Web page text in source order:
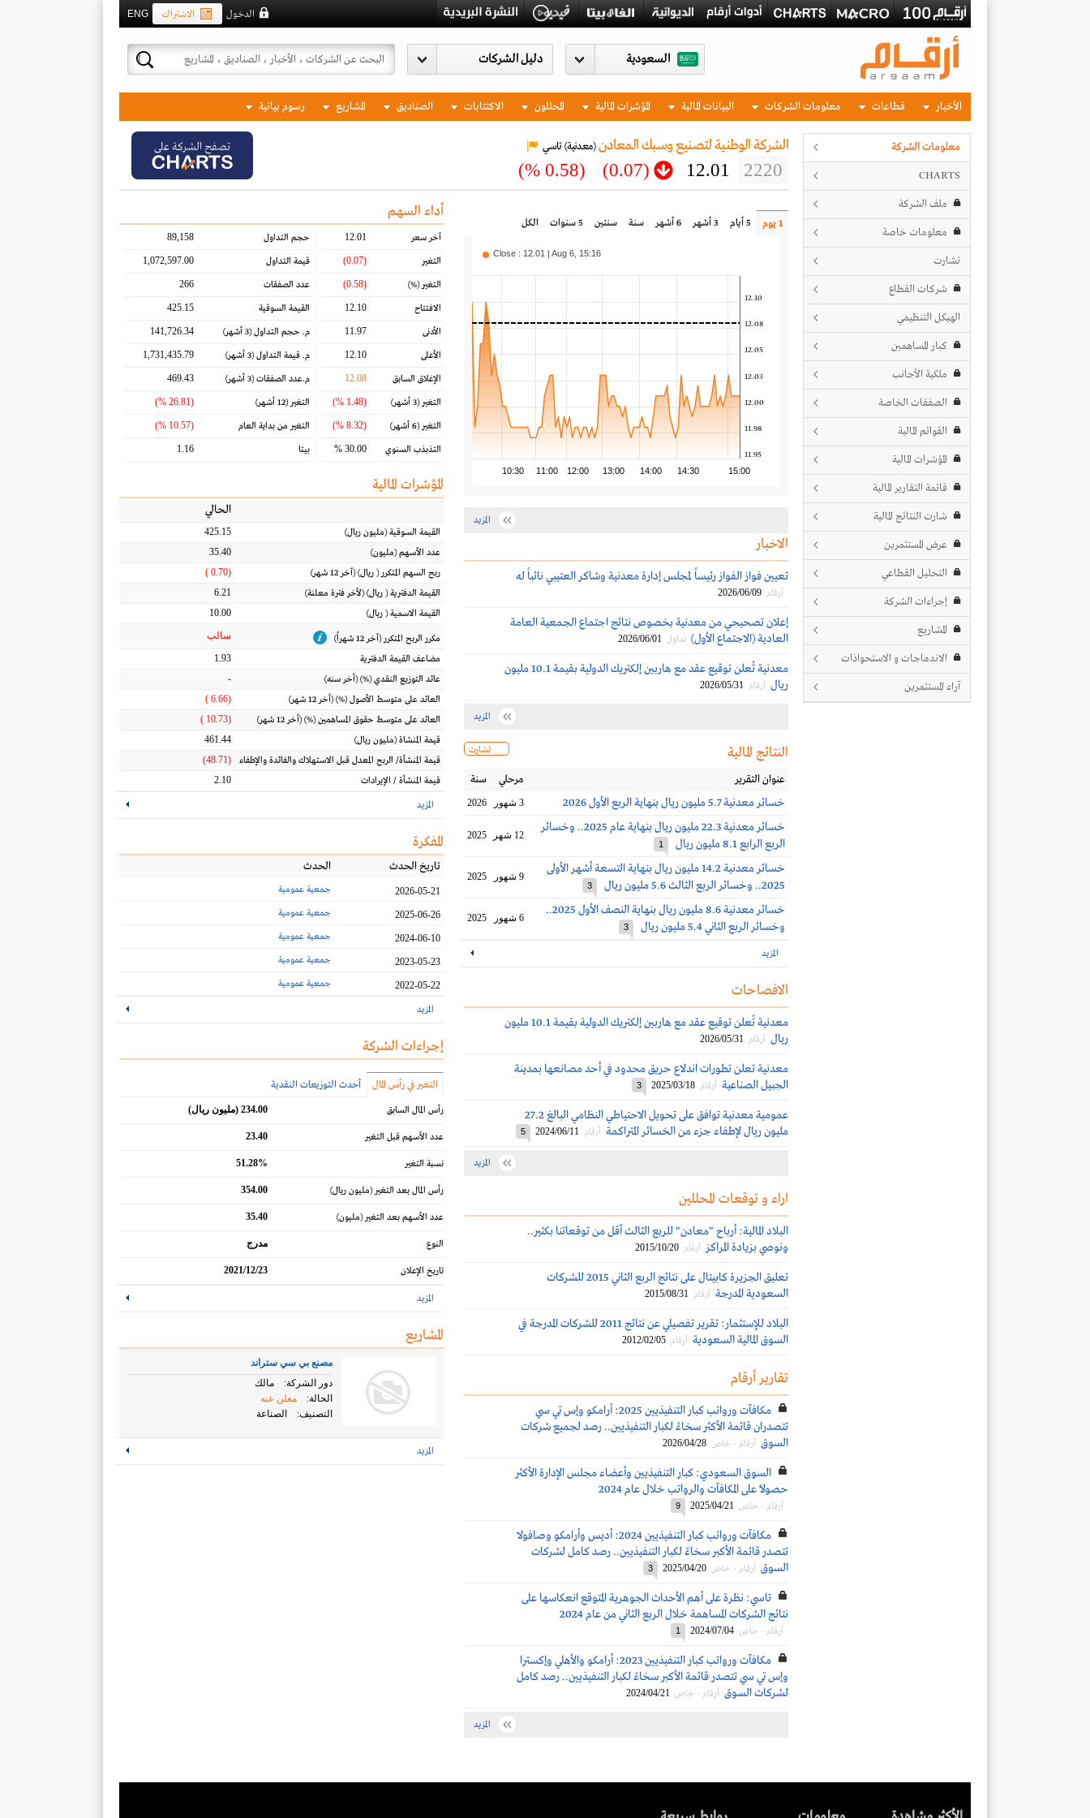
ENG الاشتراك الدخول
السعودية
الأخبار قطاعات معلومات الشركات البيانات المالية المؤشرات المالية المحللون الاكتتابات الصناديق المشاريع رسوم بيانية
معلومات الشركة
CHARTS
ملف الشركة
معلومات خاصة
تشارت
شركات القطاع
الهيكل التنظيمي
كبار المساهمين
ملكية الأجانب
الصفقات الخاصة
القوائم المالية
المؤشرات المالية
قائمة التقارير المالية
شارت النتائج المالية
عرض المستثمرين
التحليل القطاعي
إجراءات الشركة
المشاريع
الاندماجات و الاستحواذات
آراء المستثمرين
الشركة الوطنية لتصنيع وسبك المعادن(معدنية) تاسي
2220
12.01
(0.07)
(0.58 %)
تصفح الشركة على
1 يوم 5 أيام 3 أشهر 6 أشهر سنة سنتين 5 سنوات الكل
10:30 11:00 12:00 13:00 14:00 14:30 15:00
11.95
11.98
12.00
12.03
12.05
12.08
12.10
Close : 12.01 | Aug 6, 15:16
المزيد
الاخبار
تعيين فواز الفواز رئيساً لمجلس إدارة معدنية وشاكر العتيبي نائباً له
أرقام 2026/06/09
إعلان تصحيحي من معدنية بخصوص نتائج اجتماع الجمعية العامة
العادية (الاجتماع الأول) تداول 2026/06/01
معدنية تُعلن توقيع عقد مع هاربين إلكتريك الدولية بقيمة 10.1 مليون
ريال أرقام 2026/05/31
المزيد
تشارت النتائج المالية
عنوان التقرير مرحلي سنة
خسائر معدنية 5.7 مليون ريال بنهاية الربع الأول 2026 3 شهور 2026
خسائر معدنية 22.3 مليون ريال بنهاية عام 2025.. وخسائر
الربع الرابع 8.1 مليون ريال
1
12 شهر 2025
خسائر معدنية 14.2 مليون ريال بنهاية التسعة أشهر الأولى
2025.. وخسائر الربع الثالث 5.6 مليون ريال
3
9 شهور 2025
خسائر معدنية 8.6 مليون ريال بنهاية النصف الأول 2025..
وخسائر الربع الثاني 5.4 مليون ريال
3
6 شهور 2025
المزيد
الافصاحات
معدنية تُعلن توقيع عقد مع هاربين إلكتريك الدولية بقيمة 10.1 مليون
ريال أرقام 2026/05/31
معدنية تعلن تطورات اندلاع حريق محدود في أحد مصانعها بمدينة
الجبيل الصناعية أرقام 2025/03/18
3
عمومية معدنية توافق على تحويل الاحتياطي النظامي البالغ 27.2
مليون ريال لإطفاء جزء من الخسائر المتراكمة أرقام 2024/06/11
5
المزيد
اراء و توقعات المحللين
البلاد المالية: أرباح "معادن" للربع الثالث أقل من توقعاتنا بكثير..
ونوصي بزيادة المراكز
أرقام 2015/10/20
تعليق الجزيرة كابيتال على نتائج الربع الثاني 2015 للشركات
السعودية المدرجة‎ أرقام 2015/08/31
البلاد للإستثمار: تقرير تفصيلي عن نتائج 2011 للشركات المدرجة في
السوق المالية السعودية أرقام 2012/02/05
تقارير أرقام
مكافآت ورواتب كبار التنفيذيين 2025: أرامكو وإس تي سي
تتصدران قائمة الأكثر سخاءً لكبار التنفيذيين.. رصد لجميع شركات
السوق أرقام - خاص 2026/04/28
السوق السعودي: كبار التنفيذيين وأعضاء مجلس الإدارة الأكثر
حصولًا على المكافآت والرواتب خلال عام 2024
أرقام - خاص 2025/04/21
9
مكافآت ورواتب كبار التنفيذيين 2024: أديس وأرامكو وصافولا
تتصدر قائمة الأكبر سخاءً لكبار التنفيذيين.. رصد كامل لشركات
السوق أرقام - خاص 2025/04/20
3
تاسي: نظرة على أهم الأحداث الجوهرية المتوقع انعكاسها على
نتائج الشركات المساهمة خلال الربع الثاني من عام 2024
أرقام - خاص 2024/07/04
1
مكافآت ورواتب كبار التنفيذيين 2023: أرامكو والأهلي وإكسترا
وإس تي سي تتصدر قائمة الأكبر سخاءً لكبار التنفيذيين.. رصد كامل
لشركات السوق أرقام - خاص 2024/04/21
المزيد
أداء السهم
آخر سعر 12.01
التغير (0.07)
التغير(%)
(0.58)
الافتتاح 12.10
الأدنى 11.97
الأعلى 12.10
الإغلاق السابق 12.08
التغير(3 أشهر) (1.48 %)
التغير(6 أشهر) (8.32 %)
التذبذب السنوي 30.00 %
حجم التداول 89,158
قيمة التداول 1,072,597.00
عدد الصفقات 266
القيمة السوقية 425.15
م. حجم التداول(3 أشهر) 141,726.34
م. قيمة التداول(3 أشهر) 1,731,435.79
م.عدد الصفقات(3 أشهر) 469.43
التغير(12 أشهر) (26.81 %)
التغير من بداية العام (10.57 %)
بيتا 1.16
المؤشرات المالية
الحالي
القيمة السوقية(مليون ريال)
425.15
عدد الأسهم(مليون)
35.40
ربح السهم المتكرر( ريال) (آخر 12 شهر)
(0.70 )
القيمة الدفترية( ريال) (لأخر فترة معلنة)
6.21
القيمة الاسمية( ريال)
10.00
مكرر الربح المتكرر (آخر 12 شهراً) سالب
مضاعف القيمة الدفترية
1.93
عائد التوزيع النقدي(%) (أخر سنه)
-
العائد على متوسط الأصول(%) (أخر 12 شهر)
(6.66 )
العائد على متوسط حقوق المساهمين(%) (أخر 12 شهر)
(10.73 )
قيمة المنشاة(مليون ريال)
461.44
قيمة المنشأة/ الربح المعدل قبل الاستهلاك والفائدة والإطفاء
(48.71)
قيمة المنشأة / الإيرادات
2.10
المزيد
المفكرة
تاريخ الحدث الحدث
2026-05-21 جمعية عمومية
2025-06-26 جمعية عمومية
2024-06-10 جمعية عمومية
2023-05-23 جمعية عمومية
2022-05-22 جمعية عمومية
المزيد
إجراءات الشركة
التغير في رأس المال أحدث التوزيعات النقدية
رأس المال السابق 234.00 (مليون ريال)
عدد الأسهم قبل التغير 23.40
نسبة التغير 51.28%
رأس المال بعد التغير(مليون ريال) 354.00
عدد الأسهم بعد التغير(مليون) 35.40
النوع مدرج
تاريخ الإعلان 2021/12/23
المزيد
المشاريع
مصنع بي سي ستراند
دور الشركة:
مالك
الحالة:
معلن عنه
التصنيف:
الصناعة
المزيد